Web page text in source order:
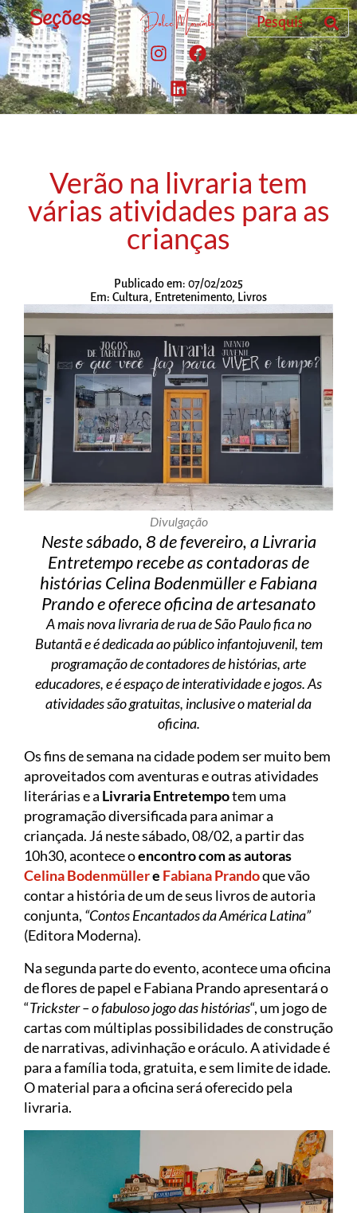
Seções
Verão na livraria tem
várias atividades para as
crianças
Publicado em: 07/02/2025
Em: Cultura, Entretenimento, Livros
Divulgação
Neste sábado, 8 de fevereiro, a Livraria
Entretempo recebe as contadoras de
histórias Celina Bodenmüller e Fabiana
Prando e oferece oficina de artesanato
A mais nova livraria de rua de São Paulo fica no
Butantã e é dedicada ao público infantojuvenil, tem
programação de contadores de histórias, arte
educadores, e é espaço de interatividade e jogos. As
atividades são gratuitas, inclusive o material da
oficina.
Os fins de semana na cidade podem ser muito bem
aproveitados com aventuras e outras atividades
literárias e a Livraria Entretempotem uma
programação diversificada para animar a
criançada. Já neste sábado, 08/02, a partir das
10h30, acontece oencontro com as autoras
Celina Bodenmüllere Fabiana Prandoque vão
contar a história de um de seus livros de autoria
conjunta, “Contos Encantados da América Latina”
(Editora Moderna).
Na segunda parte do evento, acontece uma oficina
de flores de papel e Fabiana Prando apresentará o
“Trickster – o fabuloso jogo das histórias“, um jogo de
cartas com múltiplas possibilidades de construção
de narrativas, adivinhação e oráculo. A atividade é
para a família toda, gratuita, e sem limite de idade.
O material para a oficina será oferecido pela
livraria.